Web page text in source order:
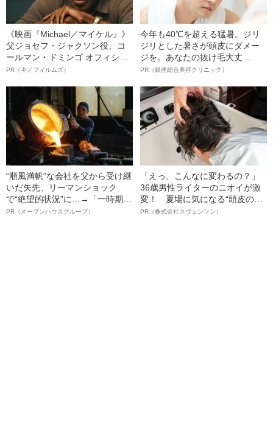
《映画『Michael／マイケル』》
父ジョセフ・ジャクソン役、コ
ールマン・ドミンゴ オフィシャ
ルインタビュー“観客を魅了した
語る”《日本興収70億円突破》
PR（キノフィルムズ）
今年も40℃を超える猛暑。ジリ
ジリとした暑さが頭皮にダメー
ジを。あなたの抜け毛大丈
夫！？
PR（銀座総合美容クリニック）
“順風満帆”な会社を父から受け継
いだ矢先、リーマンショック
で“絶望的状況”に…→「一時期は
納品3年待ち」のヒット商品を生
PR（オープンハウスグループ）
「えっ、こんなに変わるの？」
36歳男性ライターのニオイが激
変！ 夏場に気になる“頭皮のニ
オイ”や“ベタつき”を解消す
PR（株式会社スヴェンソン）